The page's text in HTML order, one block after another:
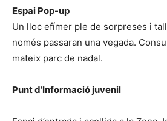
Espai Pop-up
Un lloc efímer ple de sorpreses i
només passaran una vegada.
mateix parc de nadal.
Punt d’Informació juvenil